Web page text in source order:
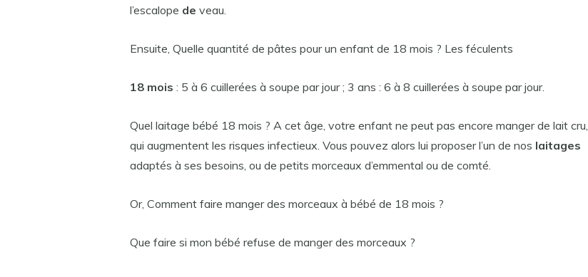
l’escalope de veau.
Ensuite, Quelle quantité de pâtes pour un enfant de 18 mois ? Les féculents
18 mois : 5 à 6 cuillerées à soupe par jour ; 3 ans : 6 à 8 cuillerées à soupe par jour.
Quel laitage bébé 18 mois ? A cet âge, votre enfant ne peut pas encore manger de lait cru,
qui augmentent les risques infectieux. Vous pouvez alors lui proposer l’un de nos laitages
adaptés à ses besoins, ou de petits morceaux d’emmental ou de comté.
Or, Comment faire manger des morceaux à bébé de 18 mois ?
Que faire si mon bébé refuse de manger des morceaux ?